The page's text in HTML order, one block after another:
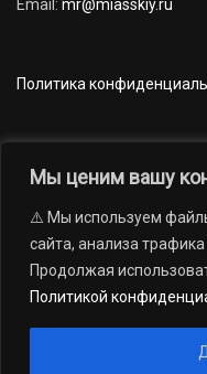
Мы ценим вашу
⚠️ Мы используем
сайта, анализа
Продолжая
Политикой
Email: mr@miasskiy.ru
Политика
Новости Наши
АРХИВ
16+
газеты «Миасский
«Издательский дом
Андрей